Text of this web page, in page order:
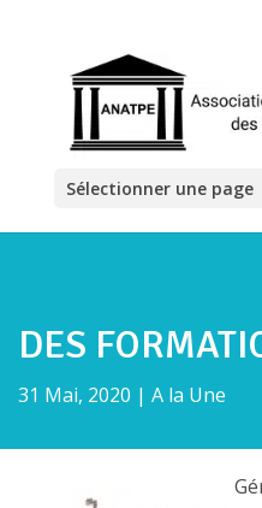
Sélectionner une page
DES
31 Mai, 2020 | A la Une